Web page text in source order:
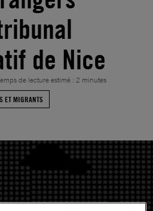
de Nice
de lecture estimé : 2 minutes
ET MIGRANTS